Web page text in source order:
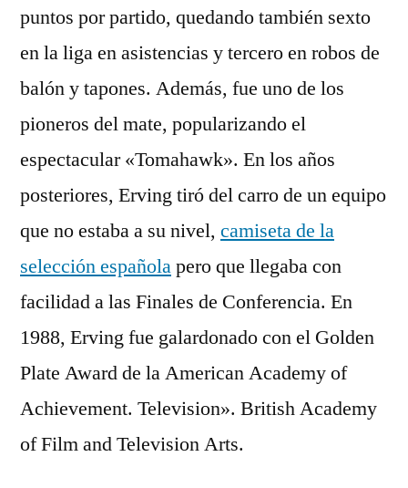
puntos por partido, quedando también sexto
en la liga en asistencias y tercero en robos de
balón y tapones. Además, fue uno de los
pioneros del mate, popularizando el
espectacular «Tomahawk». En los años
posteriores, Erving tiró del carro de un equipo
que no estaba a su nivel, camiseta de la
selección españolapero que llegaba con
facilidad a las Finales de Conferencia. En
1988, Erving fue galardonado con el Golden
Plate Award de la American Academy of
Achievement. Television». British Academy
of Film and Television Arts.